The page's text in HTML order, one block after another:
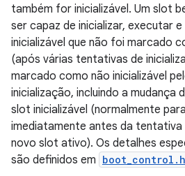
também for inicializável. Um slot
ser capaz de inicializar, executar
inicializável que não foi marcado
(após várias tentativas de
marcado como não inicializável
inicialização, incluindo a
slot inicializável (normalmente
imediatamente antes da tentativa
novo slot ativo). Os detalhes
são definidos em boot_control.h